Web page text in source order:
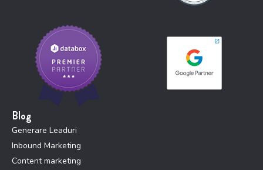
Blog
Generare Leaduri
Inbound Marketing
Content marketing